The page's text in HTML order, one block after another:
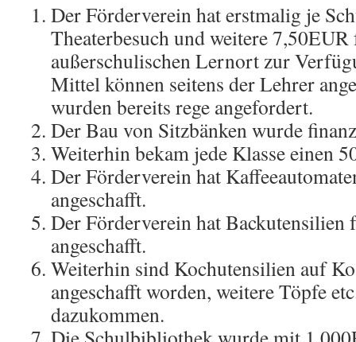
Der Förderverein hat erstmalig je
Theaterbesuch und weitere
außerschulischen Lernort zur
Mittel können seitens der Lehrer
wurden bereits rege angefordert.
Der Bau von Sitzbänken wurde
Weiterhin bekam jede Klasse einen
Der Förderverein hat
angeschafft.
Der Förderverein hat Backutensilien
angeschafft.
Weiterhin sind Kochutensilien auf
angeschafft worden, weitere Töpfe
dazukommen.